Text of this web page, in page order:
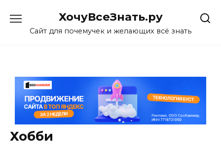
content
ХочуВсеЗнать.ру
Сайт для почемучек и желающих всё знать
Хобби